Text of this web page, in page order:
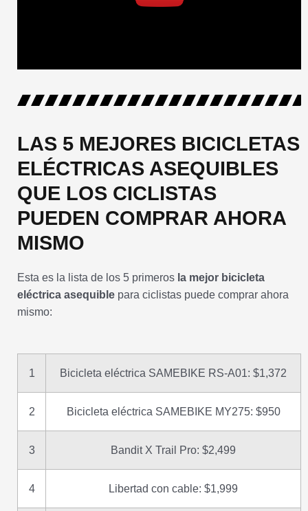
LAS 5 MEJORES BICICLETAS
ELÉCTRICAS ASEQUIBLES
QUE LOS CICLISTAS
PUEDEN COMPRAR AHORA
MISMO
Esta es la lista de los 5 primeros la mejor bicicleta
eléctrica asequible para ciclistas puede comprar ahora
mismo:
1 Bicicleta eléctrica SAMEBIKE RS-A01: $1,372
2 Bicicleta eléctrica SAMEBIKE MY275: $950
3 Bandit X Trail Pro: $2,499
4 Libertad con cable: $1,999